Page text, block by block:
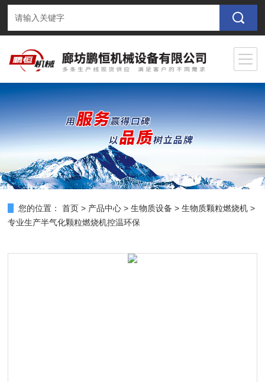
您的位置： 首页 > 产品中心 >生物质设备 >生物质颗粒燃烧机 >
专业生产半气化颗粒燃烧机控温环保